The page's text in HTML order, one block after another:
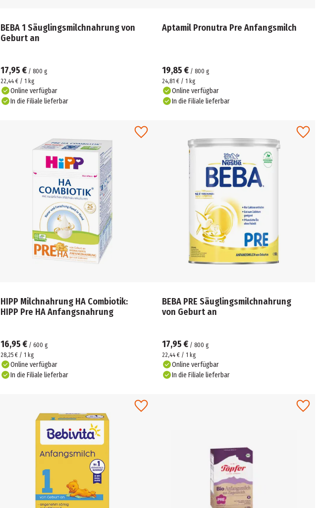
BEBA 1 Säuglingsmilchnahrung von
Geburt an
17,95 €/ 800 g
22,44 € / 1 kg
Online verfügbar
In die Filiale lieferbar
Aptamil Pronutra Pre Anfangsmilch
19,85 € /800 g
24,81 € / 1 kg
Online verfügbar
In die Filiale lieferbar
HIPP Milchnahrung HA Combiotik:
HIPP Pre HA Anfangsnahrung
16,95 €/ 600 g
28,25 € / 1 kg
Online verfügbar
In die Filiale lieferbar
BEBA PRE Säuglingsmilchnahrung
von Geburt an
17,95 € /800 g
22,44 € / 1 kg
Online verfügbar
In die Filiale lieferbar